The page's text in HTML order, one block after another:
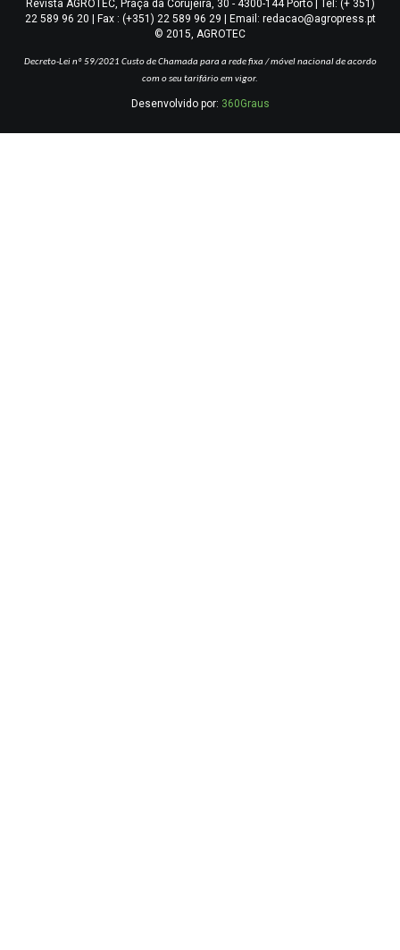
Revista AGROTEC, Praça da Corujeira, 30 - 4300-144 Porto | Tel: (+ 351)
22 589 96 20 | Fax : (+351) 22 589 96 29 | Email: redacao@agropress.pt
© 2015, AGROTEC
Decreto-Lei nº 59/2021 Custo de Chamada para a rede fixa / móvel nacional de acordo
com o seu tarifário em vigor.
Desenvolvido por: 360Graus